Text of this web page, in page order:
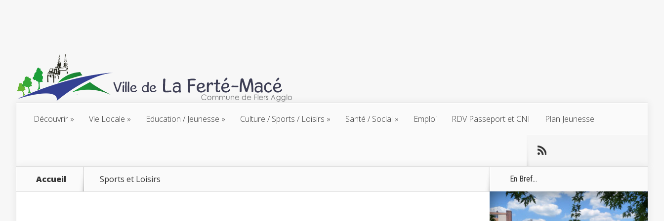
Découvrir Vie Locale Education / Jeunesse Culture / Sports / Loisirs Santé / Social Emploi RDV Passeport et CNI Plan Jeunesse
Accueil Sports et Loisirs En Bref...